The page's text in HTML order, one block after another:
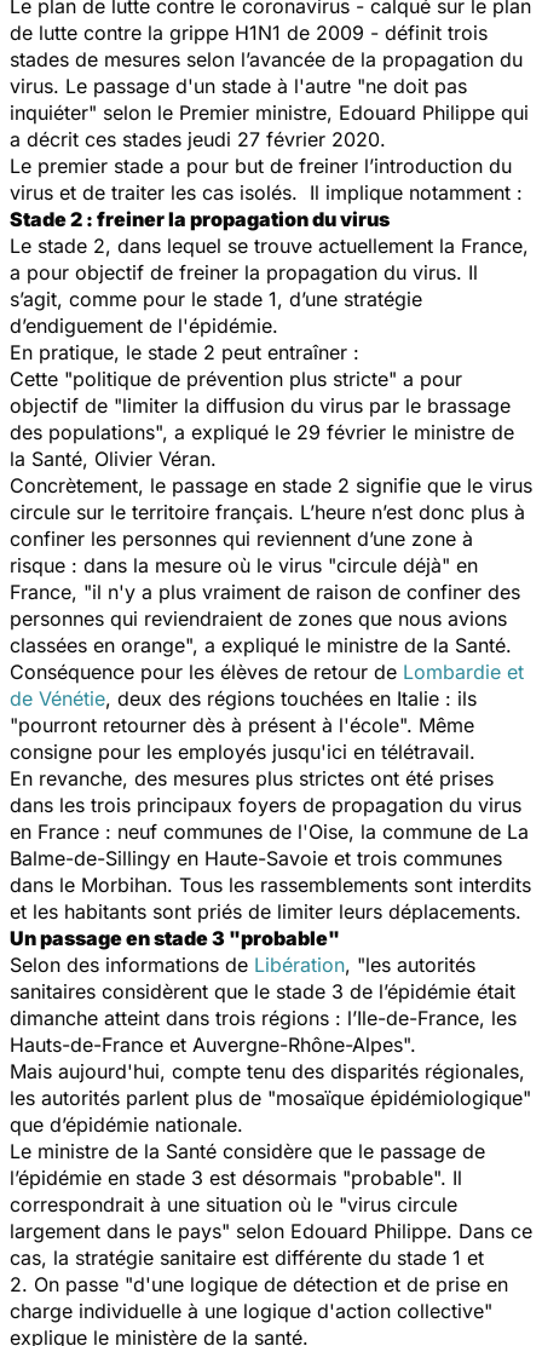
Le plan de lutte contre le coronavirus - calqué sur le plan
de lutte contre la grippe H1N1 de 2009 - définit trois
stades de mesures selon l’avancée de la propagation du
virus. Le passage d'un stade à l'autre "ne doit pas
inquiéter" selon le Premier ministre, Edouard Philippe qui
a décrit ces stades jeudi 27 février 2020.
Le premier stade a pour but de freiner l’introduction du
virus et de traiter les cas isolés. Il implique notamment :
Stade 2 : freiner la propagation du virus
Le stade 2, dans lequel se trouve actuellement la France,
a pour objectif de freiner la propagation du virus. Il
s’agit, comme pour le stade 1, d’une stratégie
d’endiguement de l'épidémie.
En pratique, le stade 2 peut entraîner :
Cette "politique de prévention plus stricte" a pour
objectif de "limiter la diffusion du virus par le brassage
des populations", a expliqué le 29 février le ministre de
la Santé, Olivier Véran.
Concrètement, le passage en stade 2 signifie que le virus
circule sur le territoire français. L’heure n’est donc plus à
confiner les personnes qui reviennent d’une zone à
risque : dans la mesure où le virus "circule déjà" en
France, "il n'y a plus vraiment de raison de confiner des
personnes qui reviendraient de zones que nous avions
classées en orange", a expliqué le ministre de la Santé.
Conséquence pour les élèves de retour de Lombardie et
de Vénétie, deux des régions touchées en Italie : ils
"pourront retourner dès à présent à l'école". Même
consigne pour les employés jusqu'ici en télétravail.
En revanche, des mesures plus strictes ont été prises
dans les trois principaux foyers de propagation du virus
en France : neuf communes de l'Oise, la commune de La
Balme-de-Sillingy en Haute-Savoie et trois communes
dans le Morbihan. Tous les rassemblements sont interdits
et les habitants sont priés de limiter leurs déplacements.
Un passage en stade 3 "probable"
Selon des informations de Libération, "les autorités
sanitaires considèrent que le stade 3 de l’épidémie était
dimanche atteint dans trois régions : l’Ile-de-France, les
Hauts-de-France et Auvergne-Rhône-Alpes".
Mais aujourd'hui, compte tenu des disparités régionales,
les autorités parlent plus de "mosaïque épidémiologique"
que d’épidémie nationale.
Le ministre de la Santé considère que le passage de
l’épidémie en stade 3 est désormais "probable". Il
correspondrait à une situation où le "virus circule
largement dans le pays" selon Edouard Philippe. Dans ce
cas, la stratégie sanitaire est différente du stade 1 et
2. On passe "d'une logique de détection et de prise en
charge individuelle à une logique d'action collective"
explique le ministère de la santé.